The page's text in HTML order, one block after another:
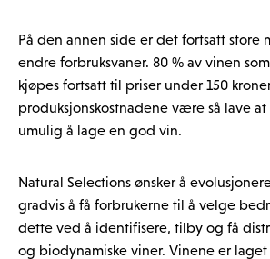
På den annen side er det fortsatt store
endre forbruksvaner. 80 % av vinen
kjøpes fortsatt til priser under 150
produksjonskostnadene være så lave
umulig å lage en god vin.
Natural Selections ønsker å
gradvis å få forbrukerne til å velge
dette ved å identifisere, tilby og få
og biodynamiske viner. Vinene er laget